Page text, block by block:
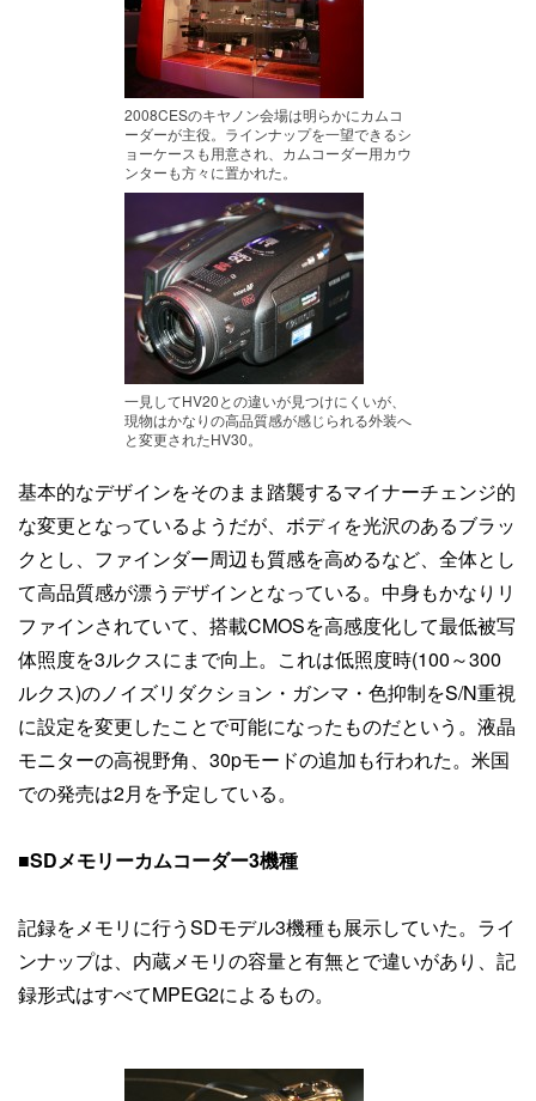
2008CESのキヤノン会場は明らかにカムコ
ーダーが主役。ラインナップを一望できるシ
ョーケースも用意され、カムコーダー用カウ
ンターも方々に置かれた。
一見してHV20との違いが見つけにくいが、
現物はかなりの高品質感が感じられる外装へ
と変更されたHV30。
基本的なデザインをそのまま踏襲するマイナーチェンジ的
な変更となっているようだが、ボディを光沢のあるブラッ
クとし、ファインダー周辺も質感を高めるなど、全体とし
て高品質感が漂うデザインとなっている。中身もかなりリ
ファインされていて、搭載CMOSを高感度化して最低被写
体照度を3ルクスにまで向上。これは低照度時(100～300
ルクス)のノイズリダクション・ガンマ・色抑制をS/N重視
に設定を変更したことで可能になったものだという。液晶
モニターの高視野角、30pモードの追加も行われた。米国
での発売は2月を予定している。
■SDメモリーカムコーダー3機種
記録をメモリに行うSDモデル3機種も展示していた。ライ
ンナップは、内蔵メモリの容量と有無とで違いがあり、記
録形式はすべてMPEG2によるもの。